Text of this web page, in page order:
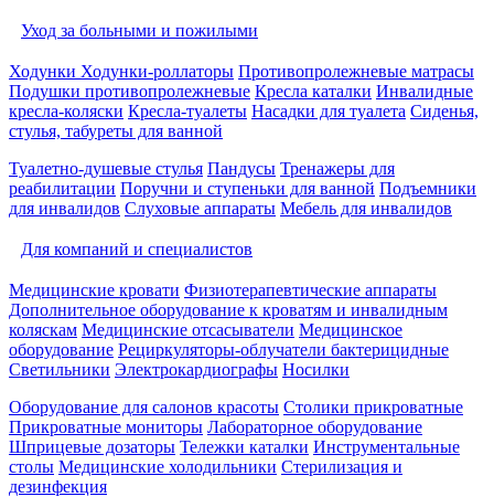
Уход за больными и пожилыми
Ходунки Ходунки-роллаторы Противопролежневые матрасы
Подушки противопролежневые Кресла каталки Инвалидные
кресла-коляски Кресла-туалеты Насадки для туалета Сиденья,
стулья, табуреты для ванной
Туалетно-душевые стулья Пандусы Тренажеры для
реабилитации Поручни и ступеньки для ванной Подъемники
для инвалидов Слуховые аппараты Мебель для инвалидов
Для компаний и специалистов
Медицинские кровати Физиотерапевтические аппараты
Дополнительное оборудование к кроватям и инвалидным
коляскам Медицинские отсасыватели Медицинское
оборудование Рециркуляторы-облучатели бактерицидные
Светильники Электрокардиографы Носилки
Оборудование для салонов красоты Столики прикроватные
Прикроватные мониторы Лабораторное оборудование
Шприцевые дозаторы Тележки каталки Инструментальные
столы Медицинские холодильники Стерилизация и
дезинфекция